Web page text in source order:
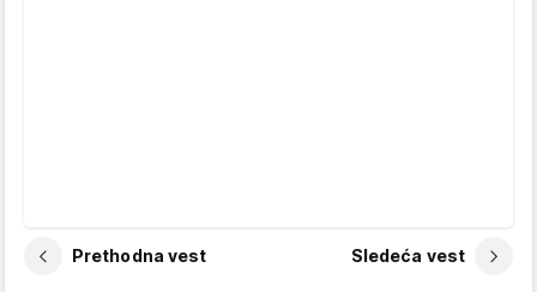
Prethodna vest Sledeća vest